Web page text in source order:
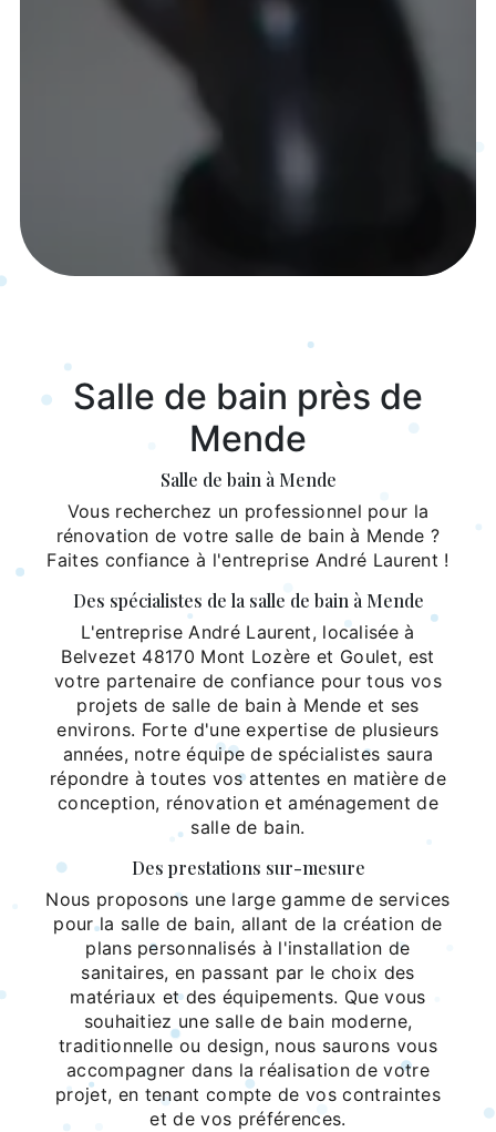
Salle de bain près de
Mende
Salle de bain à Mende
Vous recherchez un professionnel pour la
rénovation de votre salle de bain à Mende ?
Faites confiance à l'entreprise André Laurent !
Des spécialistes de la salle de bain à Mende
L'entreprise André Laurent, localisée à
Belvezet 48170 Mont Lozère et Goulet, est
votre partenaire de confiance pour tous vos
projets de salle de bain à Mende et ses
environs. Forte d'une expertise de plusieurs
années, notre équipe de spécialistes saura
répondre à toutes vos attentes en matière de
conception, rénovation et aménagement de
salle de bain.
Des prestations sur-mesure
Nous proposons une large gamme de services
pour la salle de bain, allant de la création de
plans personnalisés à l'installation de
sanitaires, en passant par le choix des
matériaux et des équipements. Que vous
souhaitiez une salle de bain moderne,
traditionnelle ou design, nous saurons vous
accompagner dans la réalisation de votre
projet, en tenant compte de vos contraintes
et de vos préférences.